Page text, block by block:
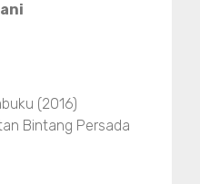
(2016)
Bintang Persada